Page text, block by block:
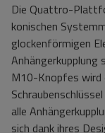
Die Quattro-
konischen
glockenförmigen
Anhängerkupplung
M10-Knopfes wird
alle
sich dank ihres